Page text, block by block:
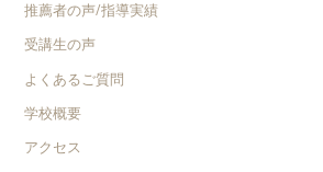
推薦者の声/指導実績
受講生の声
よくあるご質問
学校概要
アクセス